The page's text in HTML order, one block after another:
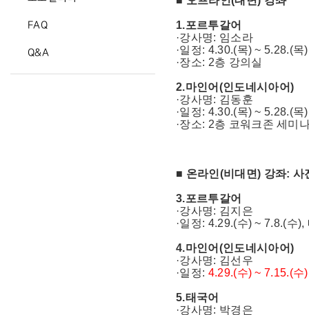
FAQ
Q&A
1.포르투갈어
·강사명: 임소라
·일정: 4.30.(목) ~ 5.28.(
·장소: 2층 강의실
2.마인어(인도네시아어)
·강사명: 김동훈
·일정: 4.30.(목) ~ 5.28.(
·장소: 2층 코워크존 세미
■ 온라인(비대면) 강좌:
3.포르투갈어
·강사명: 김지은
·일정: 4.29.(수) ~ 7.8.(수
4.마인어(인도네시아어)
·강사명: 김선우
·일정: 4.29.(수) ~ 7.15.(
5.태국어
·강사명: 박경은